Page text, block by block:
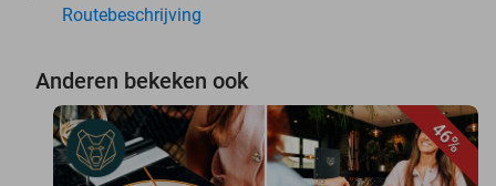
Routebeschrijving
Anderen bekeken ook
46%